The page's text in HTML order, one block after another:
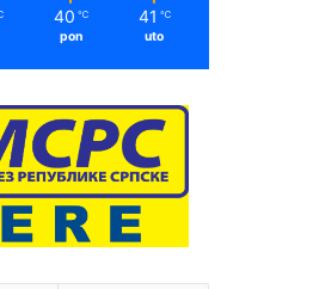
40 ℃
pon
41 ℃
uto